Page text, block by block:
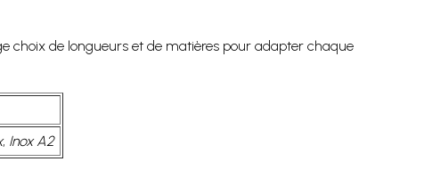
choix de longueurs et de matières pour adapter chaque
, Inox A2